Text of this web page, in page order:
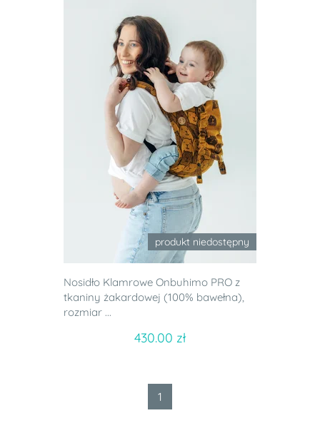
produkt niedostępny
Nosidło Klamrowe Onbuhimo PRO z
tkaniny żakardowej (100% bawełna),
rozmiar ...
430.00 zł
1